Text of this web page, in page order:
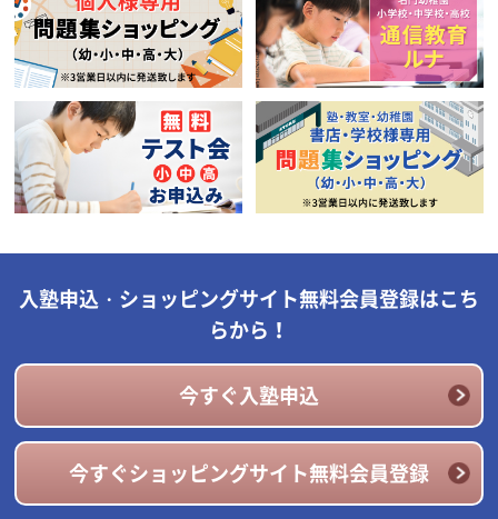
入塾申込・ショッピングサイト無料会員登録はこち
らから！
今すぐ入塾申込
今すぐショッピングサイト無料会員登録